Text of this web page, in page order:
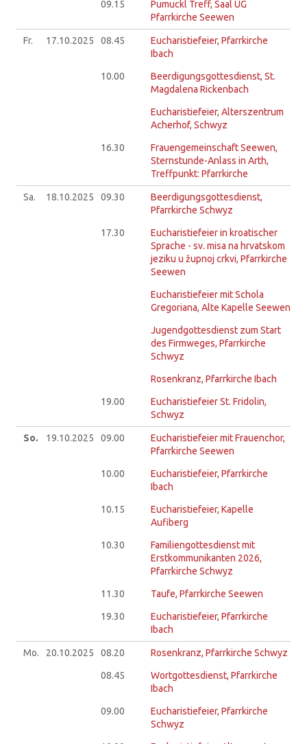
09.15
Pumuckl Treff, Saal UG
Pfarrkirche Seewen
Fr. 17.10.2025 08.45
Eucharistiefeier, Pfarrkirche
Ibach
10.00
Beerdigungsgottesdienst, St.
Magdalena Rickenbach
Eucharistiefeier, Alterszentrum
Acherhof, Schwyz
16.30
Frauengemeinschaft Seewen,
Sternstunde-Anlass in Arth,
Treffpunkt: Pfarrkirche
Sa. 18.10.2025 09.30
Beerdigungsgottesdienst,
Pfarrkirche Schwyz
17.30
Eucharistiefeier in kroatischer
Sprache - sv. misa na hrvatskom
jeziku u župnoj crkvi, Pfarrkirche
Seewen
Eucharistiefeier mit Schola
Gregoriana, Alte Kapelle Seewen
Jugendgottesdienst zum Start
des Firmweges, Pfarrkirche
Schwyz
Rosenkranz, Pfarrkirche Ibach
19.00
Eucharistiefeier St. Fridolin,
Schwyz
So. 19.10.2025 09.00
Eucharistiefeier mit Frauenchor,
Pfarrkirche Seewen
10.00
Eucharistiefeier, Pfarrkirche
Ibach
10.15
Eucharistiefeier, Kapelle
Aufiberg
10.30
Familiengottesdienst mit
Erstkommunikanten 2026,
Pfarrkirche Schwyz
11.30 Taufe, Pfarrkirche Seewen
19.30
Eucharistiefeier, Pfarrkirche
Ibach
Mo. 20.10.2025 08.20 Rosenkranz, Pfarrkirche Schwyz
08.45
Wortgottesdienst, Pfarrkirche
Ibach
09.00
Eucharistiefeier, Pfarrkirche
Schwyz